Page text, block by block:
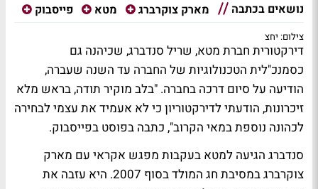
נושאים בכתבה מארק צוקרברג מטא פייסבוק
צילום: יחצ
דירקטורית חברת מטא, שריל סנדברג, שכיהנה גם
כסמנכ"לית הטכנולוגיות של החברה עד השנה שעברה,
הודיעה על סיום דרכה בחברה. "בלב מוקיר תודה, בראש מלא
זיכרונות, הודעתי לדירקטוריון כי לא אעמיד את עצמי לבחירה
לכהונה נוספת במאי הקרוב", כתבה בפוסט בפייסבוק.
סנדברג הגיעה למטא בעקבות מפגש אקראי עם מארק
צוקרברג במסיבת חג המולד בסוף 2007. היא עזבה את